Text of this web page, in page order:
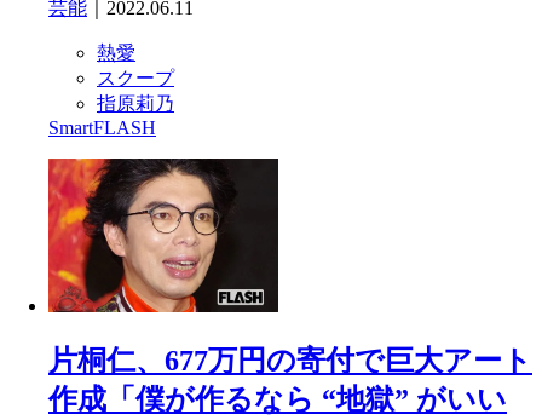
芸能 ｜2022.06.11
熱愛
スクープ
指原莉乃
SmartFLASH
片桐仁、677万円の寄付で巨大アート
作成「僕が作るなら “地獄” がいい